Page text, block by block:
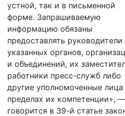
устной, так и в письменной
форме. Запрашиваемую
информацию обязаны
предоставлять руководители
указанных органов,
и объединений, их
работники пресс-служб либо
другие уполномоченные лица
пределах их компетенции», —
говорится в 39-й статье